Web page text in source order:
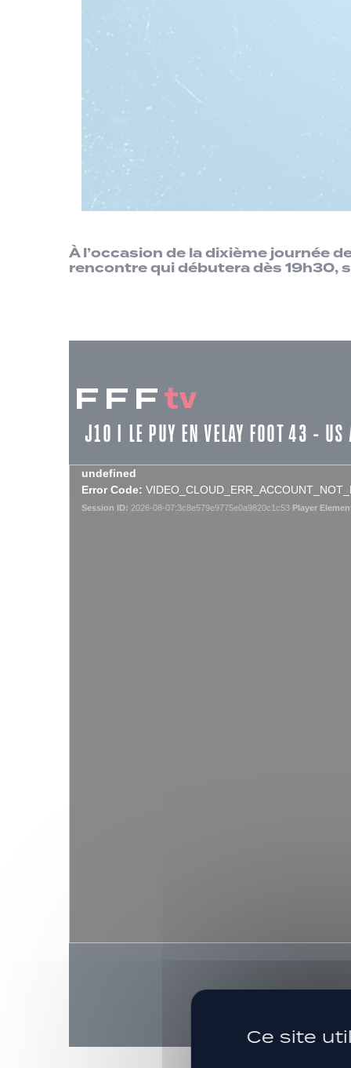
À l’occasion de la dixième journée
rencontre qui débutera dès 19h30,
Ce site